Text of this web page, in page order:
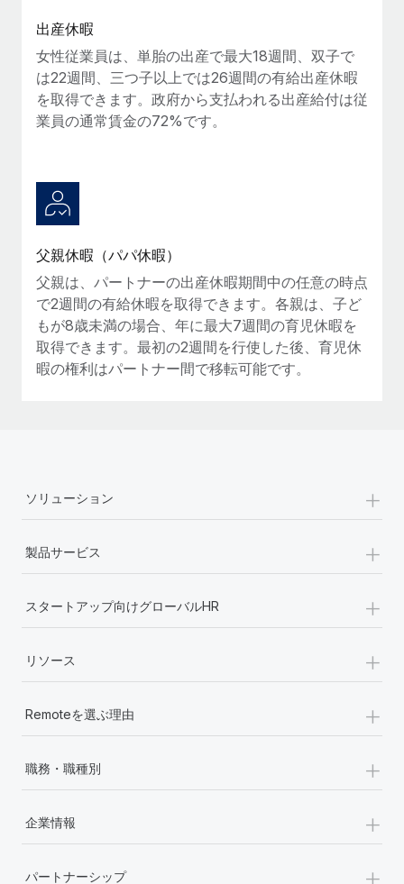
ム間で頻繁に移動しているためです。このため、自社のビジネス
を保護することは極めて重要です。...
詳細を見る
出産休暇
女性従業員は、単胎の出産で最大18週間、双子で
は22週間、三つ子以上では26週間の有給出産休暇
を取得できます。政府から支払われる出産給付は従
業員の通常賃金の72%です。
父親休暇（パパ休暇）
父親は、パートナーの出産休暇期間中の任意の時点
で2週間の有給休暇を取得できます。各親は、子ど
もが8歳未満の場合、年に最大7週間の育児休暇を
取得できます。最初の2週間を行使した後、育児休
暇の権利はパートナー間で移転可能です。
ソリューション +
製品サービス +
スタートアップ向けグローバルHR +
リソース +
Remoteを選ぶ理由 +
職務・職種別 +
企業情報 +
パートナーシップ +